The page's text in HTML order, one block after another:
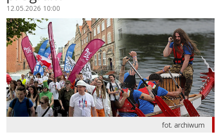
12.05.2026 10:00
fot. archiwum